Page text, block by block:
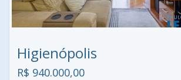
Higienópolis
R$ 940.000,00